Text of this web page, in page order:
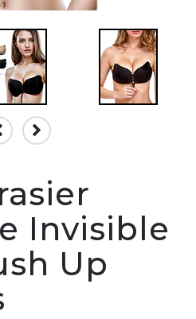
Invisible
Up